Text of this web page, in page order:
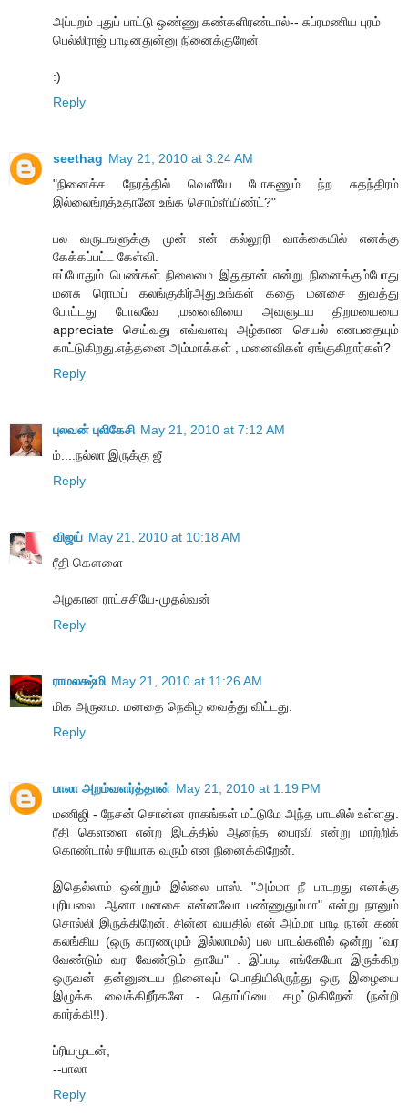
அப்புறம் புதுப் பாட்டு ஒண்ணு கண்களிரண்டால்-- சுப்ரமணிய புரம்
பெல்லிராஜ் பாடினதுன்னு நினைக்குறேன்
:)
Reply
seethag May 21, 2010 at 3:24 AM
"நினைச்ச நேரத்தில் வெளீயே போகணும் ந்ற சுதந்திரம்
இல்லைங்றத்உதானே உங்க சொம்ளியிண்ட்?"
பல வருடஙளுக்கு முன் என் கல்லூரி வாக்கையில் எனக்கு
கேக்கப்பட்ட கேள்வி.
ஈப்போதும் பெண்கள் நிலைமை இதுதான் என்று நினைக்கும்போது
மனசு ரொமப் கலங்குகிர்அது.உங்கள் கதை மனசை துவத்து
போட்டது போலவே ,மனைவியை அவளுடய திறமயையை
appreciate செய்வது எவ்வளவு அழ்கான செயல் எனபதையும்
காட்டுகிறது.எத்தனை அம்மாக்கள் , மனைவிகள் ஏங்குகிறார்கள்?
Reply
புலவன் புலிகேசி May 21, 2010 at 7:12 AM
ம்....நல்லா இருக்கு ஜீ
Reply
விஜய் May 21, 2010 at 10:18 AM
ரீதி கௌளை
அழகான ராட்சசியே-முதல்வன்
Reply
ராமலக்ஷ்மி May 21, 2010 at 11:26 AM
மிக அருமை. மனதை நெகிழ வைத்து விட்டது.
Reply
பாலா அறம்வளர்த்தான் May 21, 2010 at 1:19 PM
மணிஜி - நேசன் சொன்ன ராகங்கள் மட்டுமே அந்த பாடலில் உள்ளது.
ரீதி கெளளை என்ற இடத்தில் ஆனந்த பைரவி என்று மாற்றிக்
கொண்டால் சரியாக வரும் என நினைக்கிறேன்.
இதெல்லாம் ஒன்றும் இல்லை பாஸ். "அம்மா நீ பாடறது எனக்கு
புரியலை. ஆனா மனசை என்னவோ பண்ணுதும்மா" என்று நானும்
சொல்லி இருக்கிறேன். சின்ன வயதில் என் அம்மா பாடி நான் கண்
கலங்கிய (ஒரு காரணமும் இல்லாமல்) பல பாடல்களில் ஒன்று "வர
வேண்டும் வர வேண்டும் தாயே" . இப்படி எங்கேயோ இருக்கிற
ஒருவன் தன்னுடைய நினைவுப் பொதியிலிருந்து ஒரு இழையை
இழுக்க வைக்கிறீர்களே - தொப்பியை கழட்டுகிறேன் (நன்றி
கார்க்கி!!).
ப்ரியமுடன்,
--பாலா
Reply